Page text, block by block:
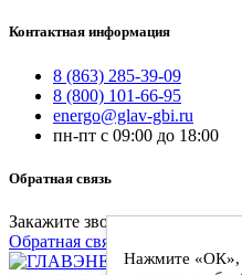
Контактная информация
8 (863) 285-39-09
8 (800) 101-66-95
energo@glav-gbi.ru
пн-пт с 09:00 до 18:00
Обратная связь
Закажите звонок и наш
Обратная связь
Нажмите «ОК»,